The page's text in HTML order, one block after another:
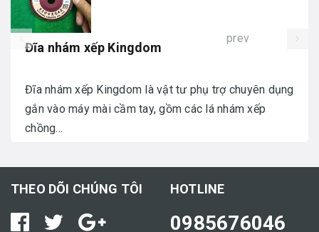
Đĩa nhám xếp Kingdom
Đĩa nhám xếp Kingdom là vật tư phụ trợ chuyên dụng
gắn vào máy mài cầm tay, gồm các lá nhám xếp
chồng...
prev
THEO DÕI CHÚNG TÔI HOTLINE
0985676046